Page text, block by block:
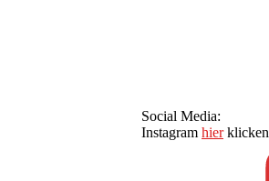
Social Media:
Instagram hierklicken